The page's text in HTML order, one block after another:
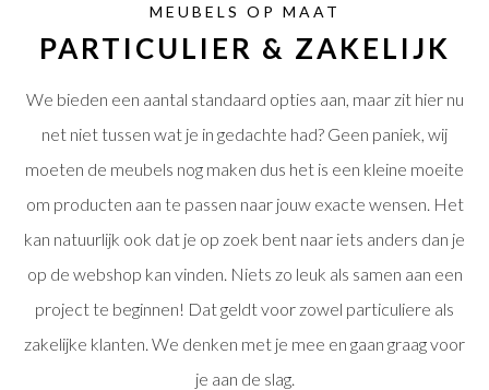
MEUBELS OP MAAT
PARTICULIER & ZAKELIJK
We bieden een aantal standaard opties aan, maar zit hier nu
net niet tussen wat je in gedachte had? Geen paniek, wij
moeten de meubels nog maken dus het is een kleine moeite
om producten aan te passen naar jouw exacte wensen. Het
kan natuurlijk ook dat je op zoek bent naar iets anders dan je
op de webshop kan vinden. Niets zo leuk als samen aan een
project te beginnen! Dat geldt voor zowel particuliere als
zakelijke klanten. We denken met je mee en gaan graag voor
je aan de slag.